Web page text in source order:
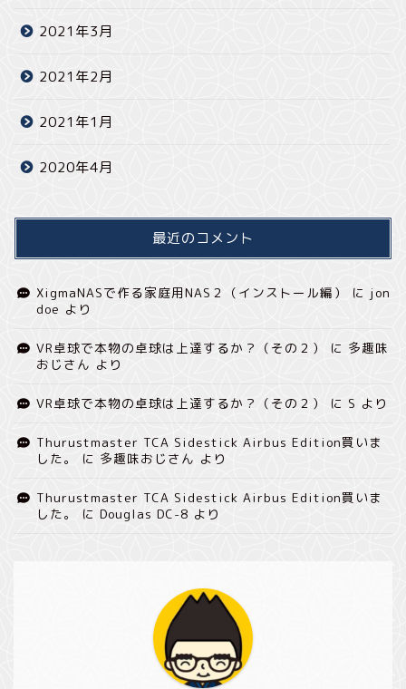
2021年3月
2021年2月
2021年1月
2020年4月
最近のコメント
XigmaNASで作る家庭用NAS２（インストール編） に jon
doe より
VR卓球で本物の卓球は上達するか？（その２） に 多趣味
おじさん より
VR卓球で本物の卓球は上達するか？（その２） に S より
Thurustmaster TCA Sidestick Airbus Edition買いま
した。
に 多趣味おじさん より
Thurustmaster TCA Sidestick Airbus Edition買いま
した。
に Douglas DC-8 より